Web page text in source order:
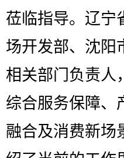
莅临指导。辽宁
场开发部、沈阳
相关部门负责人
综合服务保障、
融合及消费新场